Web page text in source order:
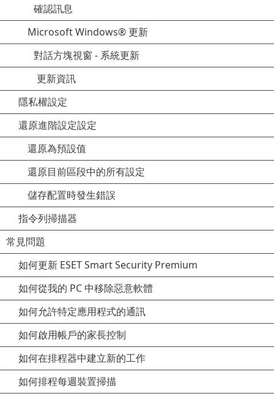
確認訊息
Microsoft Windows® 更新
對話方塊視窗 - 系統更新
更新資訊
隱私權設定
還原進階設定設定
還原為預設值
還原目前區段中的所有設定
儲存配置時發生錯誤
指令列掃描器
常見問題
如何更新 ESET Smart Security Premium
如何從我的 PC 中移除惡意軟體
如何允許特定應用程式的通訊
如何啟用帳戶的家長控制
如何在排程器中建立新的工作
如何排程每週裝置掃描